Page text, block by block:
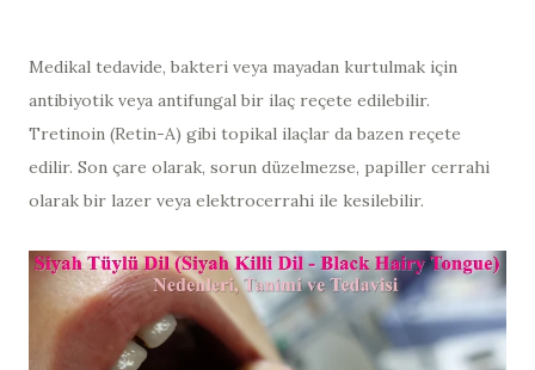
Medikal tedavide, bakteri veya mayadan kurtulmak için
antibiyotik veya antifungal bir ilaç reçete edilebilir.
Tretinoin (Retin-A) gibi topikal ilaçlar da bazen reçete
edilir. Son çare olarak, sorun düzelmezse, papiller cerrahi
olarak bir lazer veya elektrocerrahi ile kesilebilir.